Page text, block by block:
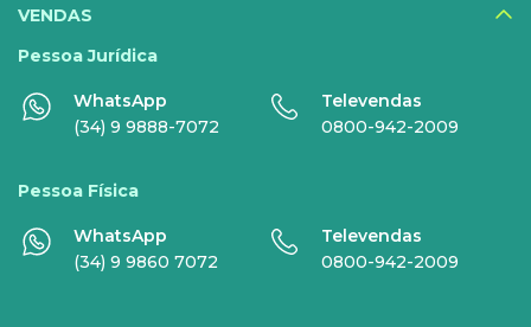
DIGITAIS
Disney+
Nomo Music
Sky+
HBO Max
VENDAS
Pessoa Jurídica
WhatsApp
(34) 9 9888-7072
Televendas
0800-942-2009
Pessoa Física
WhatsApp
(34) 9 9860 7072
Televendas
0800-942-2009